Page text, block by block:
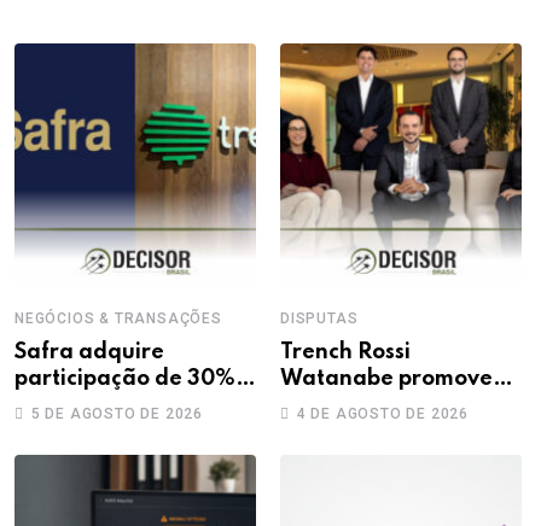
NEGÓCIOS & TRANSAÇÕES
Safra adquire
participação de 30%
na Treecorp
5 DE AGOSTO DE 2026
DISPUTAS
Trench Rossi
Watanabe promove
sete advogados a
4 DE AGOSTO DE 2026